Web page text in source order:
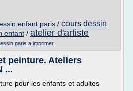
enfant paris / cours dessin
enfant / atelier d'artiste
paris a imprimer
peinture. Ateliers
...
pour les enfants et adultes